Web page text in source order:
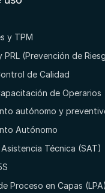
y TPM
PRL (Prevención de
de Calidad
de Operarios
autónomo y
Autónomo
Técnica (SAT)
Proceso en Capas (LPA)